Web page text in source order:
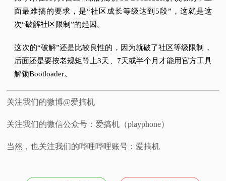
面最难搞的要求，是“社区成长等级达到5段”，这就是这
次“破解社区限制”的起因。
这次的“破解”还是比较良性的，因为就破了社区等级限制，
后面还是要按老规矩等上3天、7天或半个月才能用官方工具
解锁Bootloader。
关注我们的微博@爱搞机
关注我们的微信公众号：爱搞机（playphone）
当然，也关注我们的哔哩哔哩账号：爱搞机